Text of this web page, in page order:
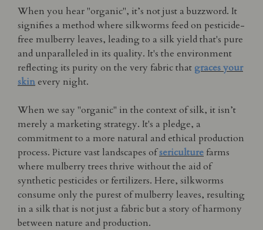
When you hear "organic", it’s not just a buzzword. It
signifies a method where silkworms feed on pesticide-
free mulberry leaves, leading to a silk yield that's pure
and unparalleled in its quality. It's the environment
reflecting its purity on the very fabric that graces your
skinevery night.
When we say "organic" in the context of silk, it isn’t
merely a marketing strategy. It's a pledge, a
commitment to a more natural and ethical production
process. Picture vast landscapes ofsericulture farms
where mulberry trees thrive without the aid of
synthetic pesticides or fertilizers. Here, silkworms
consume only the purest of mulberry leaves, resulting
in a silk that is not just a fabric but a story of harmony
between nature and production.